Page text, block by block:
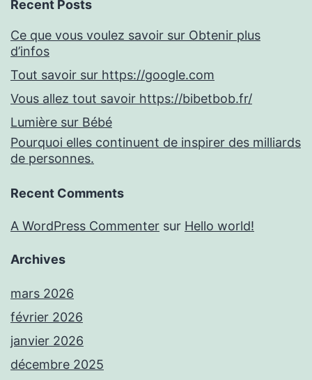
Recent Posts
Ce que vous voulez savoir sur Obtenir plus
d’infos
Tout savoir sur https://google.com
Vous allez tout savoir https://bibetbob.fr/
Lumière sur Bébé
Pourquoi elles continuent de inspirer des milliards
de personnes.
Recent Comments
A WordPress Commenter sur Hello world!
Archives
mars 2026
février 2026
janvier 2026
décembre 2025